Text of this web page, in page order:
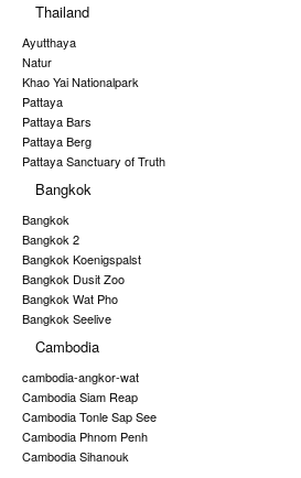
Thailand
Ayutthaya
Natur
Khao Yai Nationalpark
Pattaya
Pattaya Bars
Pattaya Berg
Pattaya Sanctuary of Truth
Bangkok
Bangkok
Bangkok 2
Bangkok Koenigspalst
Bangkok Dusit Zoo
Bangkok Wat Pho
Bangkok Seelive
Cambodia
cambodia-angkor-wat
Cambodia Siam Reap
Cambodia Tonle Sap See
Cambodia Phnom Penh
Cambodia Sihanouk